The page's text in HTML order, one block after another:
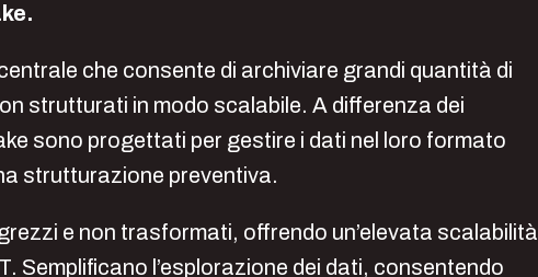
che consente di archiviare grandi quantità di
strutturati in modo scalabile. A differenza dei
sono progettati per gestire i dati nel loro formato
strutturazione preventiva.
e non trasformati, offrendo un’elevata scalabilità
Semplificano l’esplorazione dei dati, consentendo